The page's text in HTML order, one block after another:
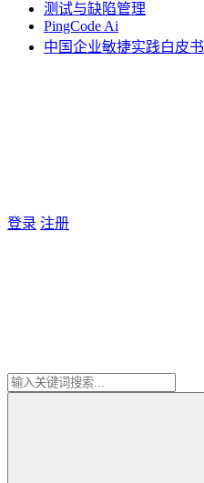
测试与缺陷管理
PingCode Ai
中国企业敏捷实践白皮书
登录 注册